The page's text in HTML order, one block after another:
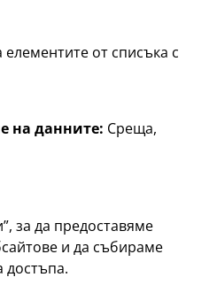
за клиента
елементите от списъка с
на данните: Среща,
за да предоставяме
и да събираме
достъпа.